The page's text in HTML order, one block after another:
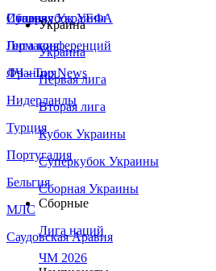
Сборная Украины
Италия
Германия
Франция
Нидерланды
Турция
Португалия
Бельгия
МЛС
Саудовская Аравия
Суперкубок УЕФА
Лига конференций
ЛЧ - Top News
Украина
Украина
Первая лига
Вторая лига
Кубок Украины
Суперкубок Украины
Сборная Украины
Сборные
Лига наций
ЧМ 2026